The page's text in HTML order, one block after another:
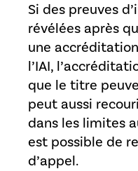
Si des preuves
révélées après
une
l’IAI,
que le titre
peut aussi
dans les limites
est possible de
d’appel.